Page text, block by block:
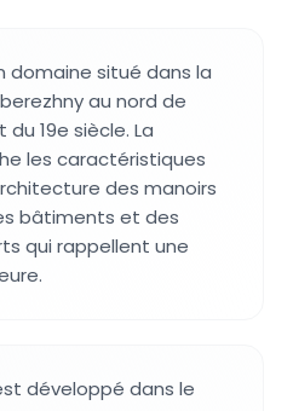
domaine situé dans la
au nord de
19e siècle. La
les caractéristiques
des manoirs
bâtiments et des
qui rappellent une
développé dans le